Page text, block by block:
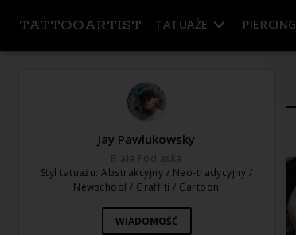
TATTOOARTIST TATUAŻE PIERCING
Jay Pawlukowsky
Biała Podlaska
Styl tatuażu: Abstrakcyjny / Neo-tradycyjny /
Newschool / Graffiti / Cartoon
WIADOMOŚĆ